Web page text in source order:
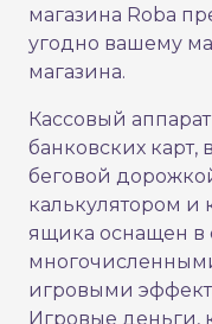
магазина Roba
угодно вашему
магазина.
Кассовый
банковских
беговой
калькулятором
ящика оснащен в
игровыми
Игровые деньги,